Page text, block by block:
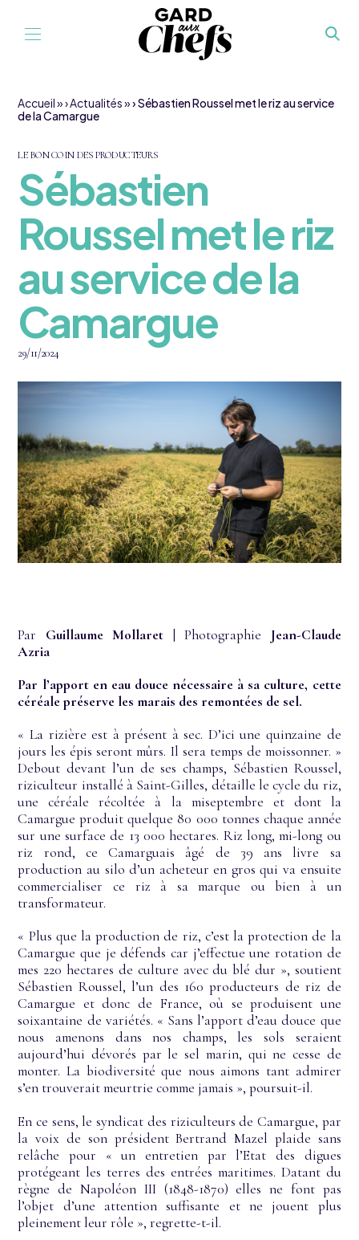
Accueil» Actualités» Sébastien Roussel met le riz au service
de la Camargue
LE BON COIN DES PRODUCTEURS
Sébastien
Roussel met le riz
au service de la
Camargue
29/11/2024
Par Guillaume Mollaret | Photographie Jean-Claude
Azria
Par l’apport en eau douce nécessaire à sa culture, cette
céréale préserve les marais des remontées de sel.
« La rizière est à présent à sec. D’ici une quinzaine de
jours les épis seront mûrs. Il sera temps de moissonner. »
Debout devant l’un de ses champs, Sébastien Roussel,
riziculteur installé à Saint-Gilles, détaille le cycle du riz,
une céréale récoltée à la miseptembre et dont la
Camargue produit quelque 80 000 tonnes chaque année
sur une surface de 13 000 hectares. Riz long, mi-long ou
riz rond, ce Camarguais âgé de 39 ans livre sa
production au silo d’un acheteur en gros qui va ensuite
commercialiser ce riz à sa marque ou bien à un
transformateur.
« Plus que la production de riz, c’est la protection de la
Camargue que je défends car j’effectue une rotation de
mes 220 hectares de culture avec du blé dur », soutient
Sébastien Roussel, l’un des 160 producteurs de riz de
Camargue et donc de France, où se produisent une
soixantaine de variétés. « Sans l’apport d’eau douce que
nous amenons dans nos champs, les sols seraient
aujourd’hui dévorés par le sel marin, qui ne cesse de
monter. La biodiversité que nous aimons tant admirer
s’en trouverait meurtrie comme jamais », poursuit-il.
En ce sens, le syndicat des riziculteurs de Camargue, par
la voix de son président Bertrand Mazel plaide sans
relâche pour « un entretien par l’Etat des digues
protégeant les terres des entrées maritimes. Datant du
règne de Napoléon III (1848-1870) elles ne font pas
l’objet d’une attention suffisante et ne jouent plus
pleinement leur rôle », regrette-t-il.